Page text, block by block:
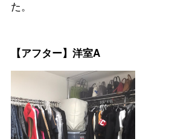
た。
【アフター】洋室A